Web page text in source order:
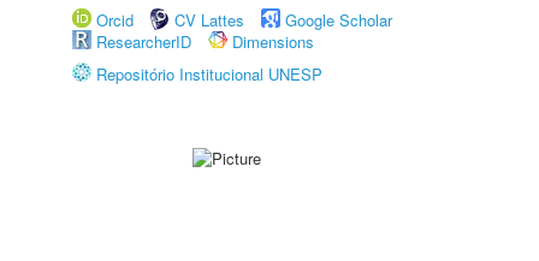
Orcid
CV Lattes
Google Scholar
ResearcherID
Dimensions
Repositório Institucional UNESP